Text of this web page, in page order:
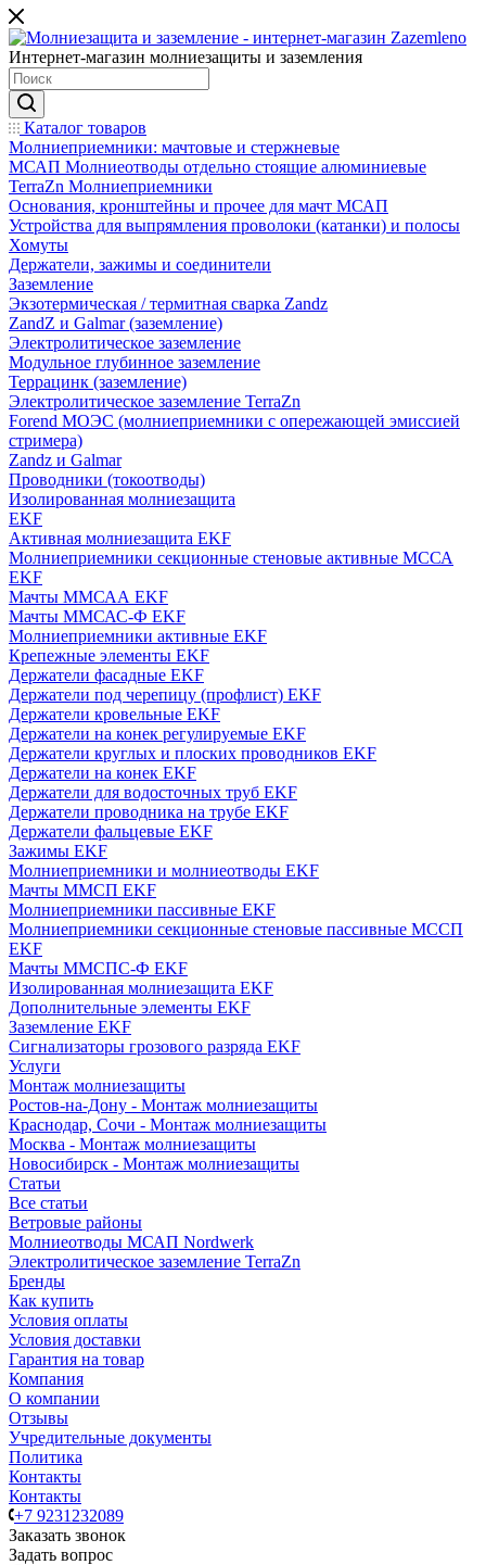
Интернет-магазин молниезащиты и заземления
Каталог товаров
Молниеприемники: мачтовые и стержневые
МСАП Молниеотводы отдельно стоящие алюминиевые
TerraZn Молниеприемники
Основания, кронштейны и прочее для мачт МСАП
Устройства для выпрямления проволоки (катанки) и полосы
Хомуты
Держатели, зажимы и соединители
Заземление
Экзотермическая / термитная сварка Zandz
ZandZ и Galmar (заземление)
Электролитическое заземление
Модульное глубинное заземление
Террацинк (заземление)
Электролитическое заземление TerraZn
Forend МОЭС (молниеприемники с опережающей эмиссией
стримера)
Zandz и Galmar
Проводники (токоотводы)
Изолированная молниезащита
EKF
Активная молниезащита EKF
Молниеприемники секционные стеновые активные МССА
EKF
Мачты ММСАА EKF
Мачты ММСАС-Ф EKF
Молниеприемники активные EKF
Крепежные элементы EKF
Держатели фасадные EKF
Держатели под черепицу (профлист) EKF
Держатели кровельные EKF
Держатели на конек регулируемые EKF
Держатели круглых и плоских проводников EKF
Держатели на конек EKF
Держатели для водосточных труб EKF
Держатели проводника на трубе EKF
Держатели фальцевые EKF
Зажимы EKF
Молниеприемники и молниеотводы EKF
Мачты ММСП EKF
Молниеприемники пассивные EKF
Молниеприемники секционные стеновые пассивные МССП
EKF
Мачты ММСПС-Ф EKF
Изолированная молниезащита EKF
Дополнительные элементы EKF
Заземление EKF
Сигнализаторы грозового разряда EKF
Услуги
Монтаж молниезащиты
Ростов-на-Дону - Монтаж молниезащиты
Краснодар, Сочи - Монтаж молниезащиты
Москва - Монтаж молниезащиты
Новосибирск - Монтаж молниезащиты
Статьи
Все статьи
Ветровые районы
Молниеотводы МСАП Nordwerk
Электролитическое заземление TerraZn
Бренды
Как купить
Условия оплаты
Условия доставки
Гарантия на товар
Компания
О компании
Отзывы
Учредительные документы
Политика
Контакты
Контакты
+7 9231232089
Заказать звонок
Задать вопрос